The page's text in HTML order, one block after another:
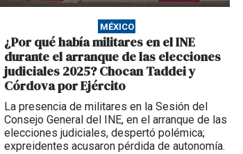
MÉXICO
¿Por qué había militares en el INE
durante el arranque de las elecciones
judiciales 2025? Chocan Taddei y
Córdova por Ejército
La presencia de militares en la Sesión del
Consejo General del INE, en el arranque de las
elecciones judiciales, despertó polémica;
expreidentes acusaron pérdida de autonomía.